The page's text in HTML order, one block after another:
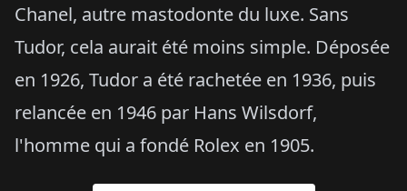
Chanel, autre mastodonte du luxe. Sans
Tudor, cela aurait été moins simple. Déposée
en 1926, Tudor a été rachetée en 1936, puis
relancée en 1946 par Hans Wilsdorf,
l'homme qui a fondé Rolex en 1905.